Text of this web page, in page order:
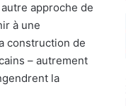
approche de
à une
construction de
– autrement
la